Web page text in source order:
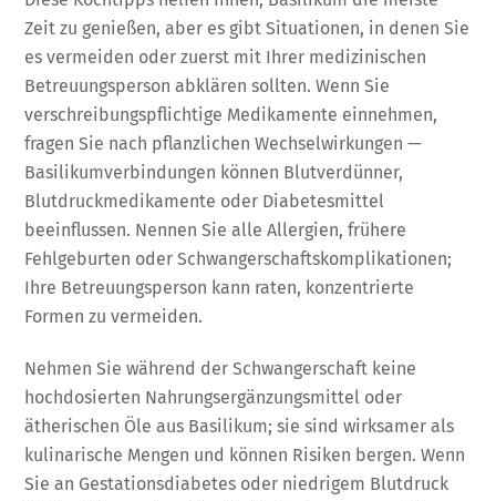
Zeit zu genießen, aber es gibt Situationen, in denen Sie
es vermeiden oder zuerst mit Ihrer medizinischen
Betreuungsperson abklären sollten. Wenn Sie
verschreibungspflichtige Medikamente einnehmen,
fragen Sie nach pflanzlichen Wechselwirkungen —
Basilikumverbindungen können Blutverdünner,
Blutdruckmedikamente oder Diabetesmittel
beeinflussen. Nennen Sie alle Allergien, frühere
Fehlgeburten oder Schwangerschaftskomplikationen;
Ihre Betreuungsperson kann raten, konzentrierte
Formen zu vermeiden.
Nehmen Sie während der Schwangerschaft keine
hochdosierten Nahrungsergänzungsmittel oder
ätherischen Öle aus Basilikum; sie sind wirksamer als
kulinarische Mengen und können Risiken bergen. Wenn
Sie an Gestationsdiabetes oder niedrigem Blutdruck